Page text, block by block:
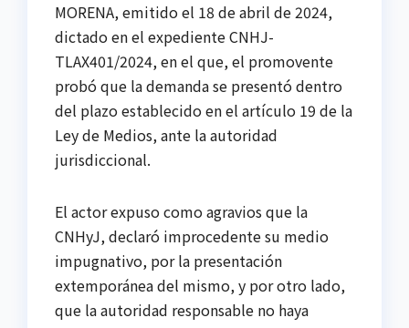
MORENA, emitido el 18 de abril de 2024,
dictado en el expediente CNHJ-
TLAX401/2024, en el que, el promovente
probó que la demanda se presentó dentro
del plazo establecido en el artículo 19 de la
Ley de Medios, ante la autoridad
jurisdiccional.
El actor expuso como agravios que la
CNHyJ, declaró improcedente su medio
impugnativo, por la presentación
extemporánea del mismo, y por otro lado,
que la autoridad responsable no haya